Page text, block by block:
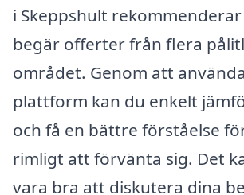
i Skeppshult
begär offerter från flera
området. Genom att
plattform kan du enkelt
och få en bättre förståelse
rimligt att förvänta sig. Det
vara bra att diskutera dina